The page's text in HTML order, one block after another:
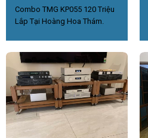
Combo TMG KP055 120 Triệu
Lắp Tại Hoàng Hoa Thám.